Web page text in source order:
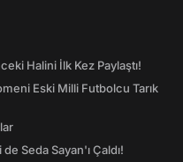
Halini İlk Kez Paylaştı!
Eski Milli Futbolcu Tarık
Seda Sayan'ı Çaldı!